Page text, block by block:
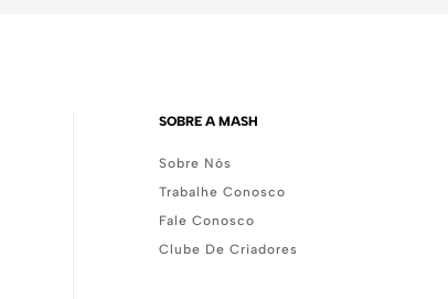
SOBRE A MASH
Sobre Nós
Trabalhe Conosco
Fale Conosco
Clube De Criadores